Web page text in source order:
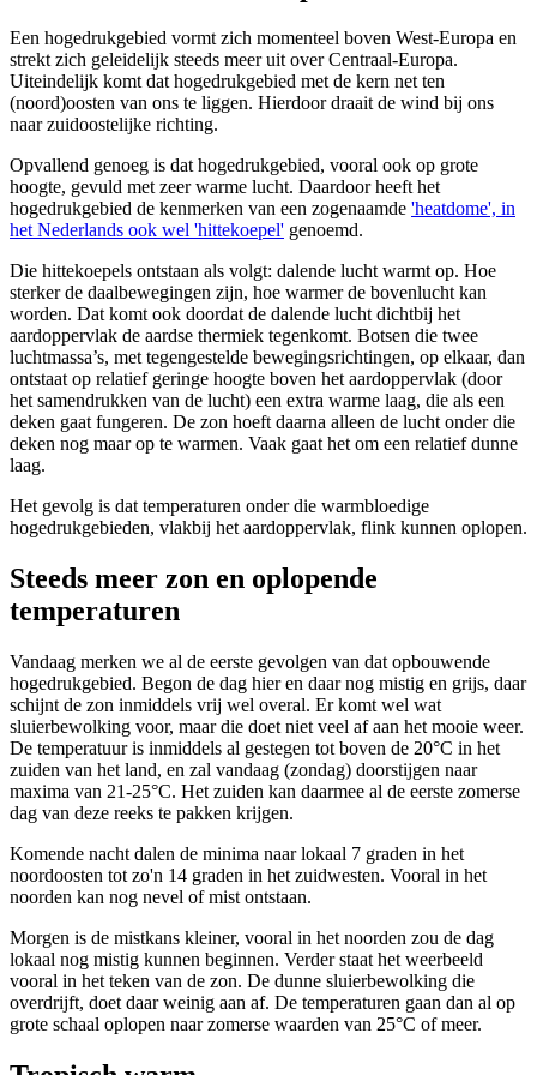
Een hogedrukgebied vormt zich momenteel boven West-Europa en
strekt zich geleidelijk steeds meer uit over Centraal-Europa.
Uiteindelijk komt dat hogedrukgebied met de kern net ten
(noord)oosten van ons te liggen. Hierdoor draait de wind bij ons
naar zuidoostelijke richting.
Opvallend genoeg is dat hogedrukgebied, vooral ook op grote
hoogte, gevuld met zeer warme lucht. Daardoor heeft het
hogedrukgebied de kenmerken van een zogenaamde 'heatdome', in
het Nederlands ook wel 'hittekoepel' genoemd.
Die hittekoepels ontstaan als volgt: dalende lucht warmt op. Hoe
sterker de daalbewegingen zijn, hoe warmer de bovenlucht kan
worden. Dat komt ook doordat de dalende lucht dichtbij het
aardoppervlak de aardse thermiek tegenkomt. Botsen die twee
luchtmassa’s, met tegengestelde bewegingsrichtingen, op elkaar, dan
ontstaat op relatief geringe hoogte boven het aardoppervlak (door
het samendrukken van de lucht) een extra warme laag, die als een
deken gaat fungeren. De zon hoeft daarna alleen de lucht onder die
deken nog maar op te warmen. Vaak gaat het om een relatief dunne
laag.
Het gevolg is dat temperaturen onder die warmbloedige
hogedrukgebieden, vlakbij het aardoppervlak, flink kunnen oplopen.
Steeds meer zon en oplopende
temperaturen
Vandaag merken we al de eerste gevolgen van dat opbouwende
hogedrukgebied. Begon de dag hier en daar nog mistig en grijs, daar
schijnt de zon inmiddels vrij wel overal. Er komt wel wat
sluierbewolking voor, maar die doet niet veel af aan het mooie weer.
De temperatuur is inmiddels al gestegen tot boven de 20°C in het
zuiden van het land, en zal vandaag (zondag) doorstijgen naar
maxima van 21-25°C. Het zuiden kan daarmee al de eerste zomerse
dag van deze reeks te pakken krijgen.
Komende nacht dalen de minima naar lokaal 7 graden in het
noordoosten tot zo'n 14 graden in het zuidwesten. Vooral in het
noorden kan nog nevel of mist ontstaan.
Morgen is de mistkans kleiner, vooral in het noorden zou de dag
lokaal nog mistig kunnen beginnen. Verder staat het weerbeeld
vooral in het teken van de zon. De dunne sluierbewolking die
overdrijft, doet daar weinig aan af. De temperaturen gaan dan al op
grote schaal oplopen naar zomerse waarden van 25°C of meer.